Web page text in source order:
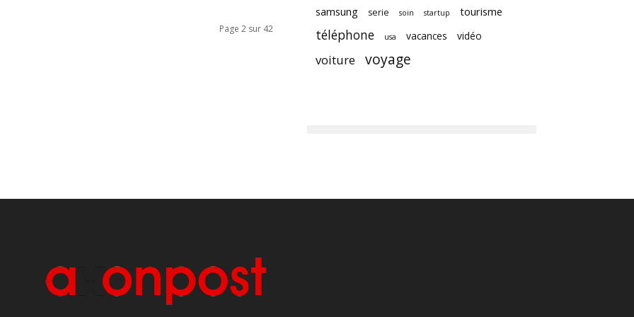
Page 2 sur 42
samsung serie soin startup tourisme
téléphone usa vacances vidéo
voiture voyage